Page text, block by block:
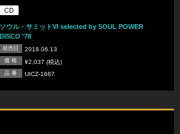
CD
ソウル・サミットVI selected by SOUL POWER
DISCO '78
発売日 2018.06.13
価 格 ¥2,037 (税込)
品 番 UICZ-1687